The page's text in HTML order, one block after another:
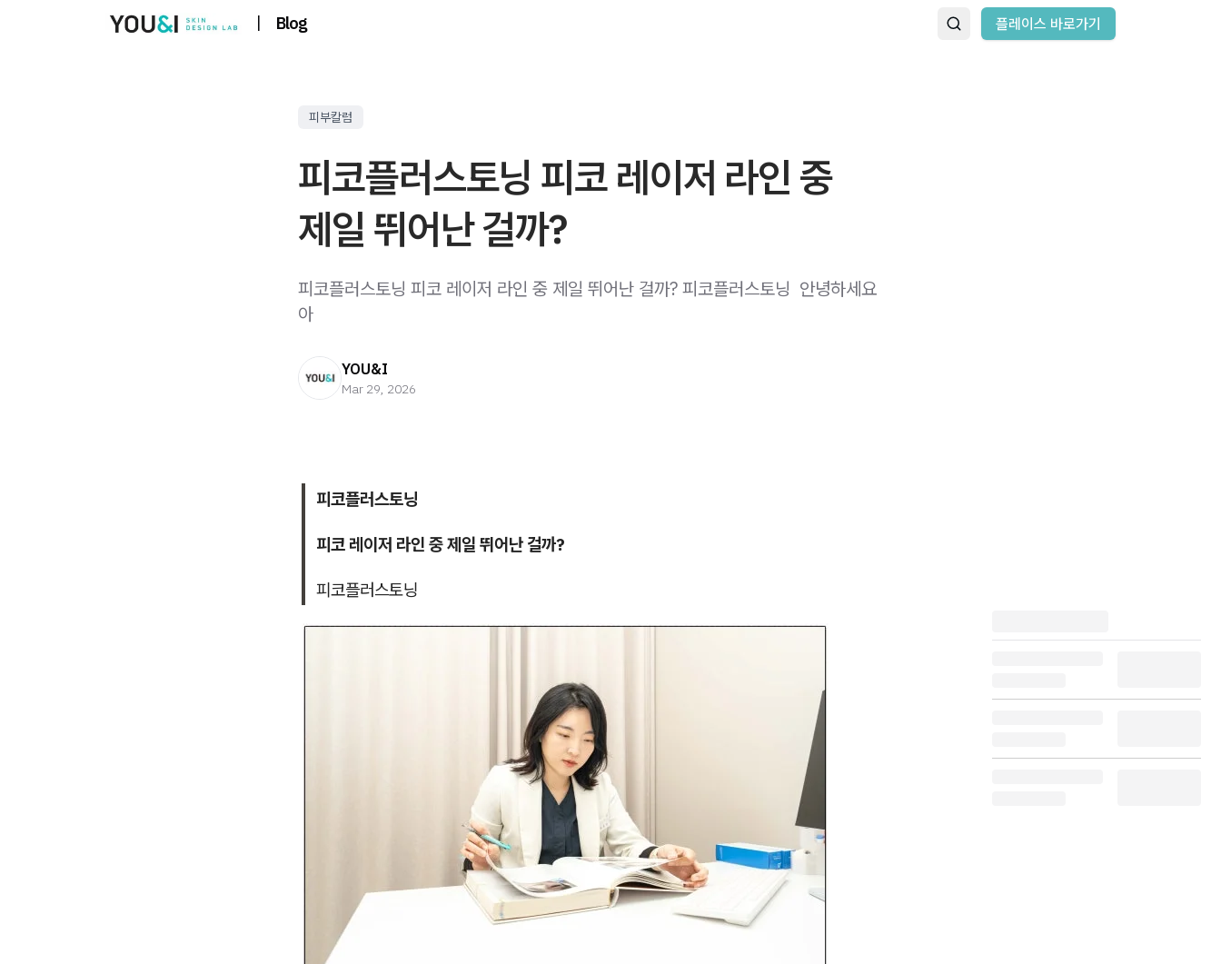
| Blog 플레이스 바로가기
피부칼럼
피코플러스토닝 피코 레이저 라인 중
제일 뛰어난 걸까?
피코플러스토닝 피코 레이저 라인 중 제일 뛰어난 걸까? 피코플러스토닝 ​ 안녕하세요 ​
아
YOU&I
Mar 29, 2026
피코플러스토닝
피코 레이저 라인 중 제일 뛰어난 걸까?
피코플러스토닝